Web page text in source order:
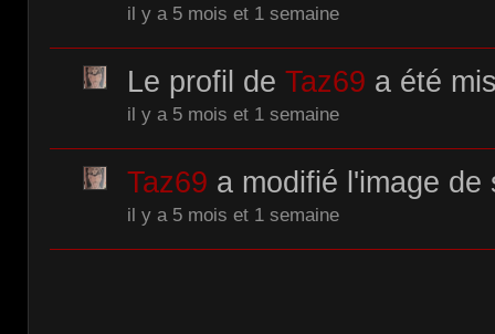
il y a 5 mois et 1 semaine
Le profil de Taz69 a été
il y a 5 mois et 1 semaine
Taz69 a modifié l'image de
il y a 5 mois et 1 semaine